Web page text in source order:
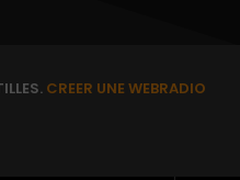
CREER UNE WEBRADIO